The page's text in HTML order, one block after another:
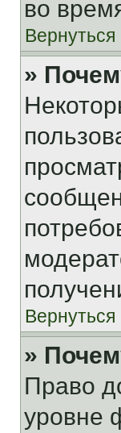
во
Вернуться
»
Вернуться
»
Право
уровне